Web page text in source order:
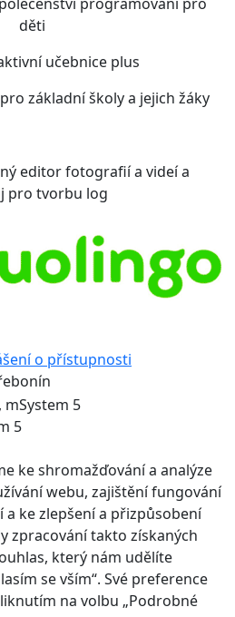
o přístupnosti
5
ke shromažďování a analýze
webu, zajištění fungování
ke zlepšení a přizpůsobení
zpracování takto získaných
který nám udělíte
se vším“. Své preference
na volbu „Podrobné